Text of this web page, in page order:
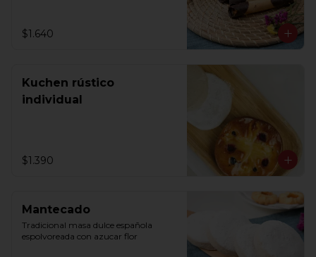
$1.640
Kuchen rústico
individual
$1.390
Mantecado
Tradicional masa dulce española
espolvoreada con azucar flor